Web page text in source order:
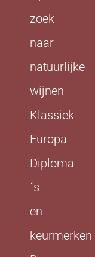
zoek
naar
natuurlijke
wijnen
Klassiek
Europa
Diploma
´s
en
keurmerken